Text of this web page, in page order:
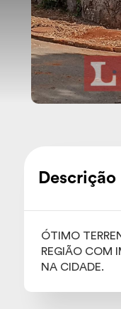
Descrição
ÓTIMO
REGIÃO COM
NA CIDADE.